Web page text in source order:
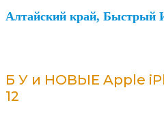
Алтайский край, Быстрый
Б У и НОВЫЕ Apple
12